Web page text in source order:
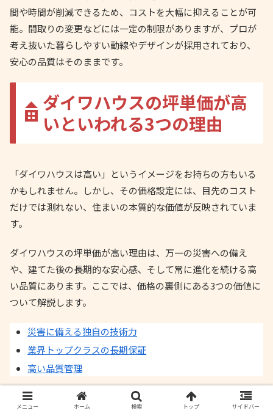
間や時間が削減できるため、コストを大幅に抑えることが可
能。間取りの変更などには一定の制限がありますが、プロが
考え抜いた暮らしやすい動線やデザインが採用されており、
安心の品質はそのままです。
ダイワハウスの坪単価が高
いといわれる3つの理由
「ダイワハウスは高い」というイメージをお持ちの方もいる
かもしれません。しかし、その価格設定には、目先のコスト
だけでは測れない、住まいの本質的な価値が反映されていま
す。
ダイワハウスの坪単価が高い理由は、万一の災害への備え
や、建てた後の長期的な安心感、そして常に進化を続ける高
い品質にあります。ここでは、価格の裏側にある3つの価値に
ついて解説します。
災害に備える独自の技術力
業界トップクラスの長期保証
高い品質管理
災害に備える独自の技術力
メニュー ホーム 検索 トップ サイドバー